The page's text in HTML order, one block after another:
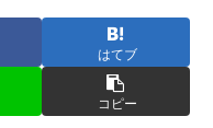
はてブ
コピー